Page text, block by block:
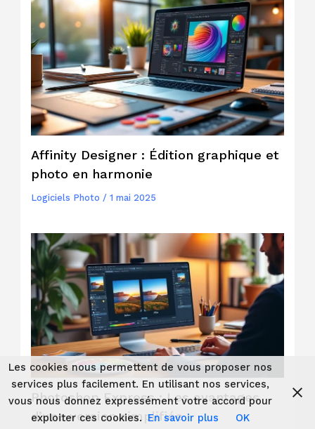
Affinity Designer : Édition graphique et
photo en harmonie
Logiciels Photo / 1 mai 2025
Photoshop Express : Les avantages
d’une version simplifiée
Les cookies nous permettent de vous proposer nos
services plus facilement. En utilisant nos services,
vous nous donnez expressément votre accord pour
exploiter ces cookies. En savoir plus OK